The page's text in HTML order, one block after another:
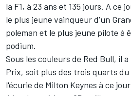
la F1, à 23 ans et 135 jours. A ce
le plus jeune vainqueur d'un
poleman et le plus jeune pilote à
podium.
Sous les couleurs de Red Bull, il
Prix, soit plus des trois quarts
l'écurie de Milton Keynes à ce